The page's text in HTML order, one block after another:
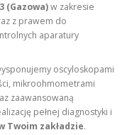
(Gazowa)w zakresie
z prawem do
aparatury
oscyloskopami
mikroohmometrami
zaawansowaną
pełnej diagnostyki i
Twoim zakładzie.